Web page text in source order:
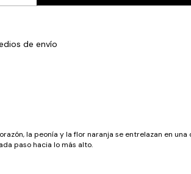
de envío
la peonía y la flor naranja se entrelazan en una
paso hacia lo más alto.